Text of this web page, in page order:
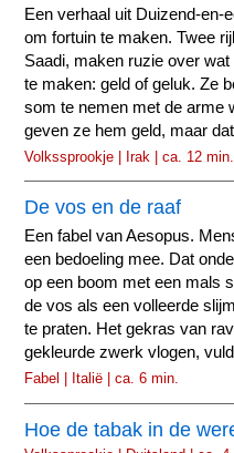
Een verhaal uit Duizend-en-
om fortuin te maken. Twee
Saadi, maken ruzie over
te maken: geld of geluk. Ze
som te nemen met de arme
geven ze hem geld, maar
Volkssprookje | Irak | ca. 12 min.
De vos en de raaf
Een fabel van Aesopus.
een bedoeling mee. Dat
op een boom met een mals
de vos als een volleerde
te praten. Het gekras van
gekleurde zwerk vlogen,
Fabel | Italië | ca. 6 min.
Hoe de tabak in de